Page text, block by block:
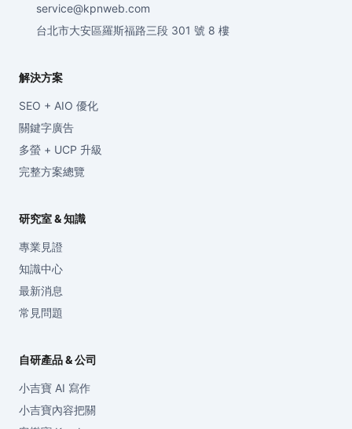
service@kpnweb.com
台北市大安區羅斯福路三段 301 號 8 樓
解決方案
SEO + AIO 優化
關鍵字廣告
多螢 + UCP 升級
完整方案總覽
研究室 & 知識
專業見證
知識中心
最新消息
常見問題
自研產品 & 公司
小吉寶 AI 寫作
小吉寶內容把關